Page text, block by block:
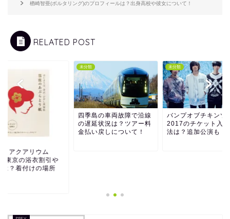
楢崎智亜(ボルタリング)のプロフィールは？出身高校や彼女について！
RELATED POST
トアクアリウム
東京の浴衣割引や
は？着付けの場所
未分類
四季島の車両故障で沿線
の遅延状況は？ツアー料
金払い戻しについて！
未分類
バンプオブチキンツ
2017のチケット入
法は？追加公演も！